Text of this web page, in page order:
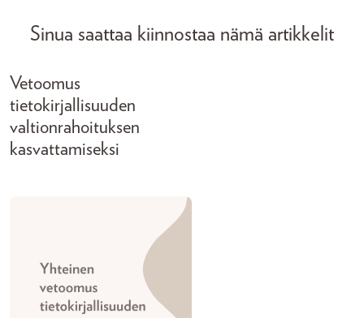
Sinua saattaa kiinnostaa nämä artikkelit
Vetoomus
tietokirjallisuuden
valtionrahoituksen
kasvattamiseksi